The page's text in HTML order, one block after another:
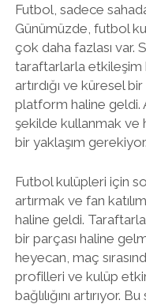
Futbol, sadece
Günümüzde, futbol
çok daha fazlası var.
taraftarlarla etkileşim
artırdığı ve küresel
platform haline geldi.
şekilde kullanmak ve
bir yaklaşım gerekiyor.
Futbol kulüpleri için
artırmak ve fan
haline geldi.
bir parçası haline
heyecan, maç
profilleri ve kulüp
bağlılığını artırıyor.